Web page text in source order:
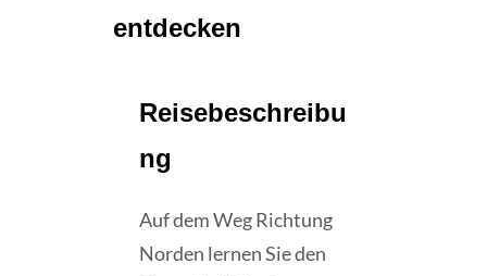
entdecken
Reisebeschreibu
ng
Auf dem Weg Richtung
Norden lernen Sie den